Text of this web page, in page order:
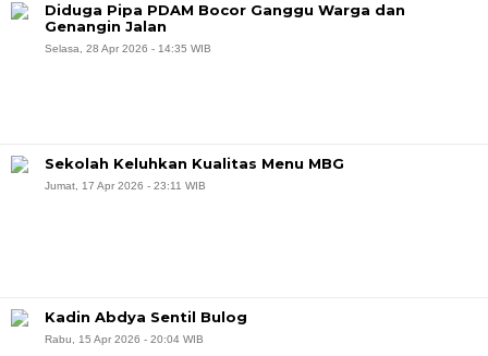
Diduga Pipa PDAM Bocor Ganggu Warga dan
Genangin Jalan
Selasa, 28 Apr 2026 - 14:35 WIB
Sekolah Keluhkan Kualitas Menu MBG
Jumat, 17 Apr 2026 - 23:11 WIB
Kadin Abdya Sentil Bulog
Rabu, 15 Apr 2026 - 20:04 WIB